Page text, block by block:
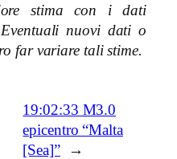
stima con i dati
nuovi dati o
far variare tali stime.
19:02:33 M3.0
epicentro “Malta
[Sea]”
→